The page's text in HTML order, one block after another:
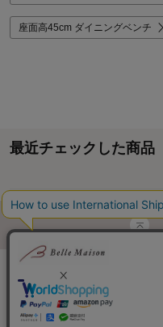
座面高45cm ダイニングベンチ
最近チェックした商品
ご利用ガイド・お知らせ
サイトマップ